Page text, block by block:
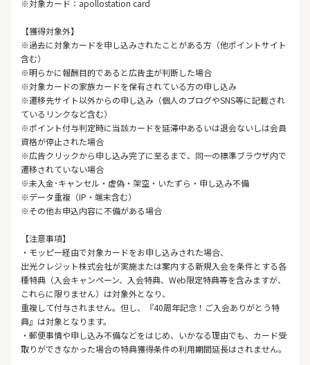
※対象カード：apollostation card
【獲得対象外】
※過去に対象カードを申し込みされたことがある方（他ポイントサイト
含む）
※明らかに報酬目的であると広告主が判断した場合
※対象カードの家族カードを保有されている方の申し込み
※遷移先サイト以外からの申し込み（個人のブログやSNS等に記載され
ているリンクなど含む）
※ポイント付与判定時に当該カードを延滞中あるいは退会ないしは会員
資格が停止された場合
※広告クリックから申し込み完了に至るまで、同一の標準ブラウザ内で
遷移されていない場合
※未入金･キャンセル・虚偽・架空・いたずら・申し込み不備
※データ重複（IP・端末含む）
※その他お申込内容に不備がある場合
【注意事項】
・モッピー経由で対象カードをお申し込みされた場合、
出光クレジット株式会社が実施または案内する新規入会を条件とする各
種特典（入会キャンペーン、入会特典、Web限定特典等を含みますが、
これらに限りません）は対象外となり、
重複して付与されません。但し、『40周年記念！ご入会ありがとう特
典』は対象となります。
・郵便事情や申し込み不備などをはじめ、いかなる理由でも、カード受
取りができなかった場合の特典獲得条件の利用期間延長はされません。